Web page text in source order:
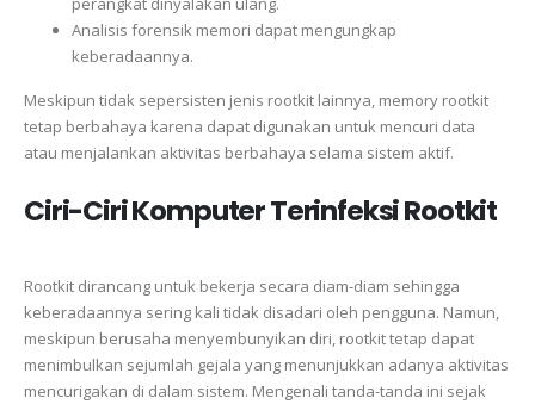
Analisis forensik memori dapat mengungkap
keberadaannya.
Meskipun tidak sepersisten jenis rootkit lainnya, memory rootkit
tetap berbahaya karena dapat digunakan untuk mencuri data
atau menjalankan aktivitas berbahaya selama sistem aktif.
Ciri-Ciri Komputer Terinfeksi Rootkit
Rootkit dirancang untuk bekerja secara diam-diam sehingga
keberadaannya sering kali tidak disadari oleh pengguna. Namun,
meskipun berusaha menyembunyikan diri, rootkit tetap dapat
menimbulkan sejumlah gejala yang menunjukkan adanya aktivitas
mencurigakan di dalam sistem. Mengenali tanda-tanda ini sejak